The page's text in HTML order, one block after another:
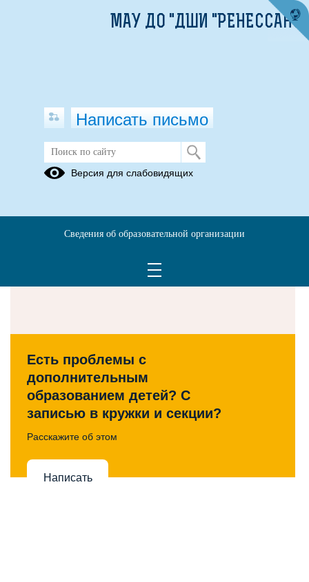
Есть проблемы с
дополнительным
образованием детей? С
записью в кружки и секции?
Расскажите об этом
Написать
МАУ ДО "ДШИ "РЕНЕССАНС"
Написать письмо
Версия для слабовидящих
Сведения об образовательной организации